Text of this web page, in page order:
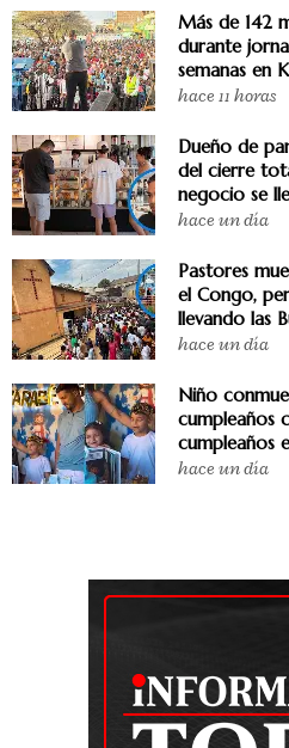
Más de 142
durante
semanas en
hace 11 horas
Dueño de
del cierre
negocio se
hace un día
Pastores
el Congo,
llevando las
hace un día
Niño
cumpleaños
cumpleaños
hace un día